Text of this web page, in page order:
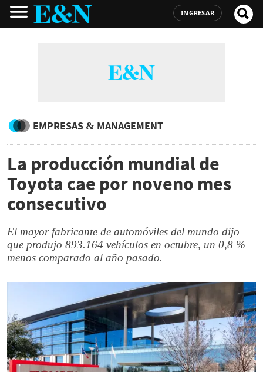
INGRESAR
EMPRESAS & MANAGEMENT
La producción mundial de
Toyota cae por noveno mes
consecutivo
El mayor fabricante de automóviles del mundo dijo
que produjo 893.164 vehículos en octubre, un 0,8 %
menos comparado al año pasado.